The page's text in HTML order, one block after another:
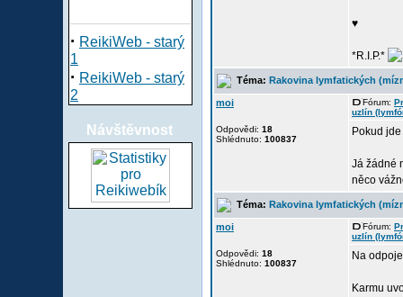
· ReikiWeb - starý
1
· ReikiWeb - starý
2
Návštěvnost
♥
*R.I.P.*
Téma: Rakovina lymfatických
moi
Odpovědi: 18
Shlédnuto: 100837
Fórum:
uzlín
Pokud
Já žádné
něco
Téma: Rakovina lymfatických
moi
Odpovědi: 18
Shlédnuto: 100837
Fórum:
uzlín
Na
Karmu